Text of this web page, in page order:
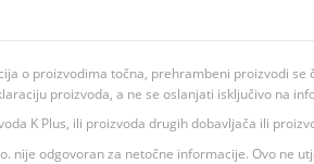
o proizvodima točna, prehrambeni proizvodi
proizvoda, a ne se oslanjati isključivo na
K Plus, ili proizvoda drugih dobavljača ili
odgovoran za netočne informacije. Ovo ne